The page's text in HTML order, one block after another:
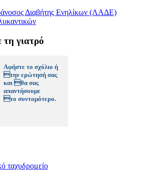
Διαβήτης Ενηλίκων (ΛΑΔΕ)
τη γιατρό
Αφήστε το σχόλιο ή
την ερώτησή σας
και θα σας
απαντήσουμε
το συντομότερο.